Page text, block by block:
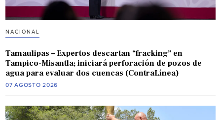
NACIONAL
Tamaulipas – Expertos descartan “fracking” en
Tampico-Misantla; iniciará perforación de pozos de
agua para evaluar dos cuencas (ContraLínea)
07 AGOSTO 2026